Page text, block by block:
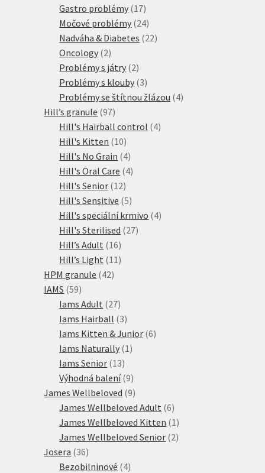
produktů
Gastro problémy 1717
produktů
Močové problémy 2424
produktů
Nadváha & Diabetes 2222
Oncology 22
produkty
Problémy s játry 22
produkty
Problémy s klouby 33
produkty
Problémy se štítnou žlázou 44
Hill’s granule 9797
produktů
Hill's Hairball control 44
Hill's Kitten 1010
produktů
Hill's No Grain 44
produkty
Hill's Oral Care 44
Hill's Senior 1212
produktů
Hill's Sensitive 55
produktů
Hill's speciální krmivo 44
Hill's Sterilised 2727
Hill’s Adult 1616
produktů
Hill’s Light 11 11
HPM granule 4242
IAMS 5959
produktů
Iams Adult 2727
produktů
Iams Hairball 33
produkty
Iams Kitten & Junior 66
Iams Naturally 1 1
Iams Senior 1313
produktů
Výhodná balení 99
produktů
James Wellbeloved 99
produktů
James Wellbeloved Adult 66
produktů
James Wellbeloved Kitten 1 1
produkt
James Wellbeloved Senior 22
Josera 3636
produktů
Bezobilninové 44